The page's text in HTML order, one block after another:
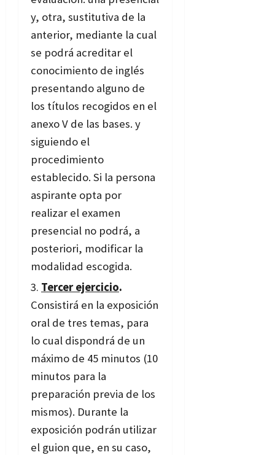
y, otra, sustitutiva de la
anterior, mediante la cual
se podrá acreditar el
conocimiento de inglés
presentando alguno de
los títulos recogidos en el
anexo V de las bases. y
siguiendo el
procedimiento
establecido. Si la persona
aspirante opta por
realizar el examen
presencial no podrá, a
posteriori, modificar la
modalidad escogida.
Tercer ejercicio.
Consistirá en la exposición
oral de tres temas, para
lo cual dispondrá de un
máximo de 45 minutos (10
minutos para la
preparación previa de los
mismos). Durante la
exposición podrán utilizar
el guion que, en su caso,